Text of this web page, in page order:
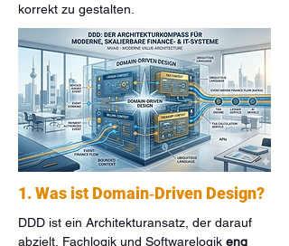
korrekt zu gestalten.
1. Was ist Domain‑Driven Design?
DDD ist ein Architekturansatz, der darauf
abzielt, Fachlogik und Softwarelogik eng